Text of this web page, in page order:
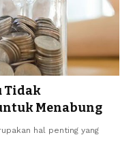
Tidak
Menabung
hal penting yang